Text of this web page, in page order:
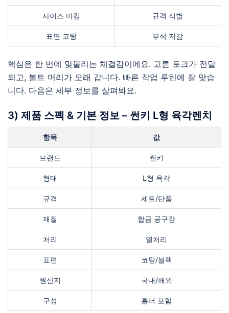
사이즈 마킹 규격 식별
표면 코팅 부식 저감
핵심은 한 번에 맞물리는 체결감이에요. 고른 토크가 전달
되고, 볼트 머리가 오래 갑니다. 빠른 작업 루틴에 잘 맞습
니다. 다음은 세부 정보를 살펴봐요.
3) 제품 스펙 & 기본 정보 – 썬키 L형 육각렌치
항목 값
브랜드 썬키
형태 L형 육각
규격 세트/단품
재질 합금 공구강
처리 열처리
표면 코팅/블랙
원산지 국내/해외
구성 홀더 포함